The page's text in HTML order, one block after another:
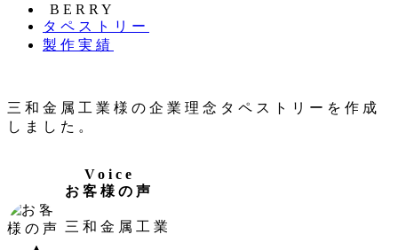
日
新
日
著
者
BERRY
カ
テ
ー
タペストリー
カ
リ
ー
製作実績
三和金属工業様の企業理念タペストリーを作成
しました。
Voice
お客様の声
三和金属工業